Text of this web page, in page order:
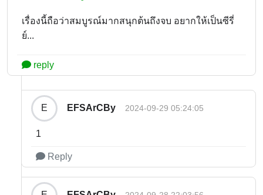
เรื่องนี้ถือว่าสมบูรณ์มากสนุกต้นถึงจบ อยากให้เป็นซีรี่
ย์...
reply
E EFSArCBy 2024-09-29 05:24:05
1
Reply